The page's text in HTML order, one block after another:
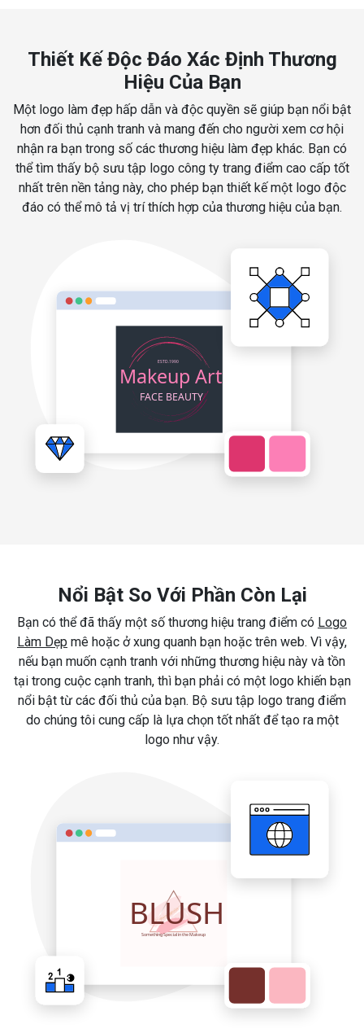
Thiết Kế Độc Đáo Xác Định Thương
Hiệu Của Bạn
Một logo làm đẹp hấp dẫn và độc quyền sẽ giúp bạn nổi bật
hơn đối thủ cạnh tranh và mang đến cho người xem cơ hội
nhận ra bạn trong số các thương hiệu làm đẹp khác. Bạn có
thể tìm thấy bộ sưu tập logo công ty trang điểm cao cấp tốt
nhất trên nền tảng này, cho phép bạn thiết kế một logo độc
đáo có thể mô tả vị trí thích hợp của thương hiệu của bạn.
Nổi Bật So Với Phần Còn Lại
Bạn có thể đã thấy một số thương hiệu trang điểm có Logo
Làm Dẹp mê hoặc ở xung quanh bạn hoặc trên web. Vì vậy,
nếu bạn muốn cạnh tranh với những thương hiệu này và tồn
tại trong cuộc cạnh tranh, thì bạn phải có một logo khiến bạn
nổi bật từ các đối thủ của bạn. Bộ sưu tập logo trang điểm
do chúng tôi cung cấp là lựa chọn tốt nhất để tạo ra một
logo như vậy.